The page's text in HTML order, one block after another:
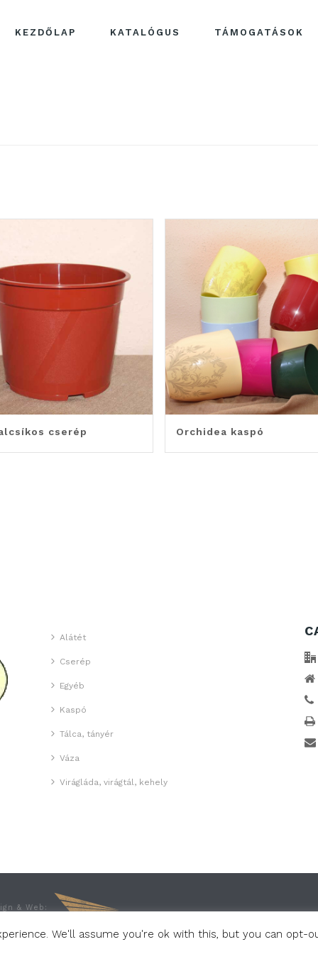
KEZDŐLAP KATALÓGUS TÁMOGATÁSOK
cserép Orchidea kaspó
Alátét
Cserép
Egyéb
Kaspó
Tálca, tányér
Váza
Virágláda, virágtál, kehely
& Web:
We'll assume you're ok with this, but you can opt-